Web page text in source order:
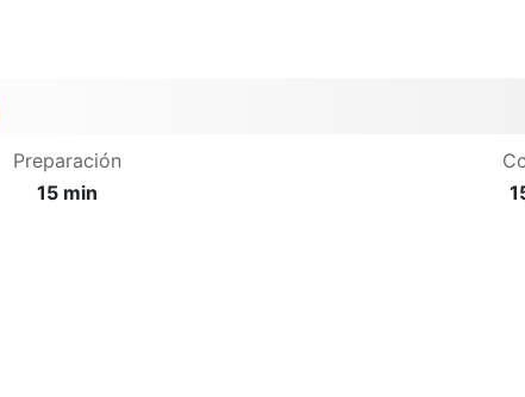
Preparación
15 min